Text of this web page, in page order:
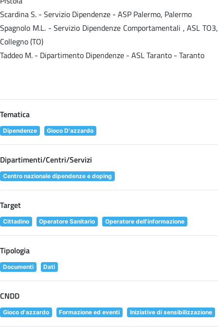
Scardina S. - Servizio Dipendenze - ASP Palermo, Palermo
Spagnolo M.L. - Servizio Dipendenze Comportamentali , ASL TO3,
Collegno (TO)
Taddeo M. - Dipartimento Dipendenze - ASL Taranto - Taranto
Tematica
Dipendenze Gioco D'azzardo
Dipartimenti/Centri/Servizi
Centro nazionale dipendenze e doping
Target
Cittadino Operatore Sanitario Operatore dell'informazione
Tipologia
Documenti Dati
CNDD
Gioco d'azzardo Formazione ed eventi Iniziative di sensibilizzazione